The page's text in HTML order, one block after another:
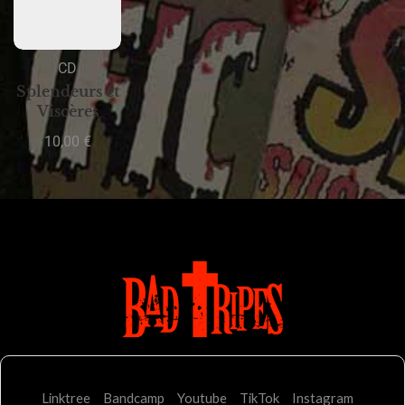
CD
Splendeurs et
Viscères
10,00 €
Linktree Bandcamp Youtube TikTok Instagram